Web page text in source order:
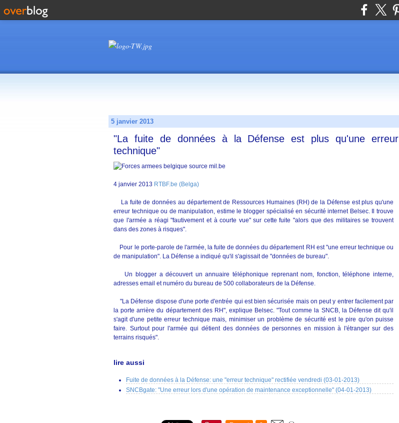
5 janvier 2013
"La fuite de données à la Défense est plus qu'une erreur
technique"
4 janvier 2013 RTBF.be (Belga)
La fuite de données au département de Ressources Humaines (RH) de la Défense est plus qu'une
erreur technique ou de manipulation, estime le blogger spécialisé en sécurité internet Belsec. Il trouve
que l'armée a réagi "fautivement et à courte vue" sur cette fuite "alors que des militaires se trouvent
dans des zones à risques".
Pour le porte-parole de l'armée, la fuite de données du département RH est "une erreur technique ou
de manipulation". La Défense a indiqué qu'il s'agissait de "données de bureau".
Un blogger a découvert un annuaire téléphonique reprenant nom, fonction, téléphone interne,
adresses email et numéro du bureau de 500 collaborateurs de la Défense.
"La Défense dispose d'une porte d'entrée qui est bien sécurisée mais on peut y entrer facilement par
la porte arrière du département des RH", explique Belsec. "Tout comme la SNCB, la Défense dit qu'il
s'agit d'une petite erreur technique mais, minimiser un problème de sécurité est le pire qu'on puisse
faire. Surtout pour l'armée qui détient des données de personnes en mission à l'étranger sur des
terrains risqués".
lire aussi
Fuite de données à la Défense: une "erreur technique" rectifiée vendredi (03-01-2013)
SNCBgate: "Une erreur lors d'une opération de maintenance exceptionnelle" (04-01-2013)